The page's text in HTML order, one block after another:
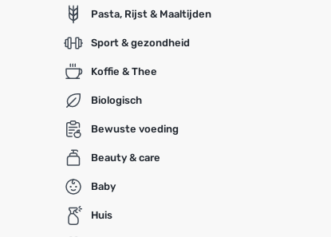
Pasta, Rijst & Maaltijden
Sport & gezondheid
Koffie & Thee
Biologisch
Bewuste voeding
Beauty & care
Baby
Huis